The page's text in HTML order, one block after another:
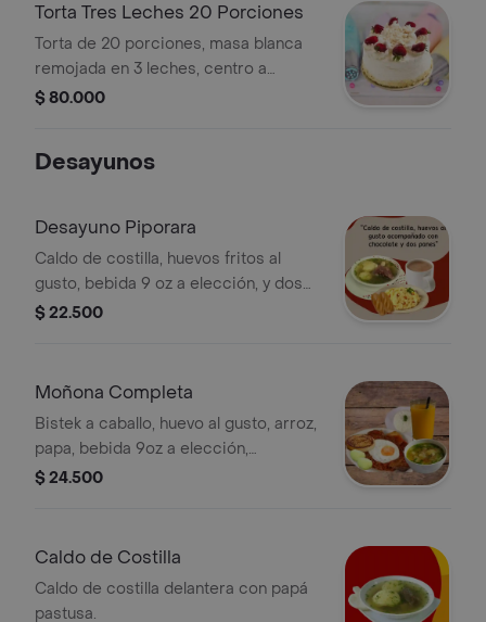
Torta Tres Leches 20 Porciones
Torta de 20 porciones, masa blanca
remojada en 3 leches, centro a
elección y decorado con crema de
$ 80.000
Desayunos
Desayuno Piporara
Caldo de costilla, huevos fritos al
gusto, bebida 9 oz a elección, y dos
panes.
$ 22.500
Moñona Completa
Bistek a caballo, huevo al gusto, arroz,
papa, bebida 9oz a elección,
consome y arepa de maíz con queso..
$ 24.500
Caldo de Costilla
Caldo de costilla delantera con papá
pastusa.